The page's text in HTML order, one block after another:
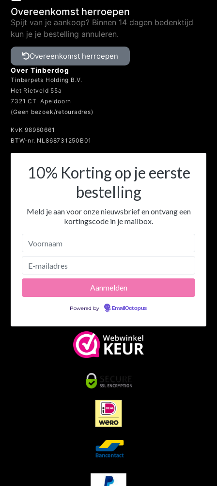
Overeenkomst herroepen
Spijt van je aankoop? Binnen 14 dagen bedenktijd
kun je je bestelling annuleren.
Overeenkomst herroepen
Over Tinberdog
Tinberpets Holding B.V.
Het Rietveld 55a
7321 CT Apeldoorn
(Geen bezoek/retouradres)
KvK 98980661
BTW-nr. NL868731250B01
10% Korting op je eerste
bestelling
Meld je aan voor onze nieuwsbrief en ontvang een
kortingscode in je mailbox.
Powered by EmailOctopus